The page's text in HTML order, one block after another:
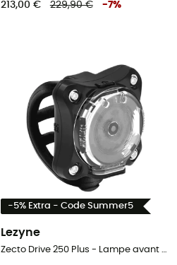
213,00 € 229,90 € -7%
-5% Extra - Code Summer5
Lezyne
Zecto Drive 250 Plus - Lampe avant vélo